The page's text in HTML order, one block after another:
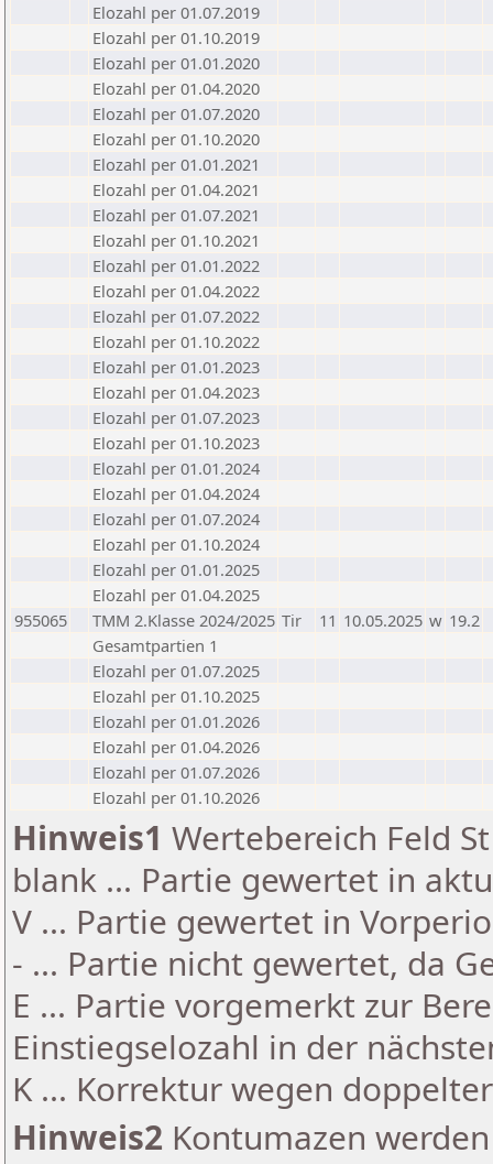
Elozahl per 01.07.2019
Elozahl per 01.10.2019
Elozahl per 01.01.2020
Elozahl per 01.04.2020
Elozahl per 01.07.2020
Elozahl per 01.10.2020
Elozahl per 01.01.2021
Elozahl per 01.04.2021
Elozahl per 01.07.2021
Elozahl per 01.10.2021
Elozahl per 01.01.2022
Elozahl per 01.04.2022
Elozahl per 01.07.2022
Elozahl per 01.10.2022
Elozahl per 01.01.2023
Elozahl per 01.04.2023
Elozahl per 01.07.2023
Elozahl per 01.10.2023
Elozahl per 01.01.2024
Elozahl per 01.04.2024
Elozahl per 01.07.2024
Elozahl per 01.10.2024
Elozahl per 01.01.2025
Elozahl per 01.04.2025
955065
TMM 2.Klasse 2024/2025 Tir 11 10.05.2025 w 19.2
Gesamtpartien 1
Elozahl per 01.07.2025
Elozahl per 01.10.2025
Elozahl per 01.01.2026
Elozahl per 01.04.2026
Elozahl per 01.07.2026
Elozahl per 01.10.2026
Hinweis1 Wertebereich Feld
blank ... Partie gewertet in
V ... Partie gewertet in
- ... Partie nicht gewertet, da
E ... Partie vorgemerkt zur
Einstiegselozahl in der
K ... Korrektur wegen
Hinweis2 Kontumazen